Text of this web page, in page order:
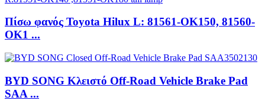
Πίσω φανός Toyota Hilux L: 81561-OK150, 81560-
OK1 ...
BYD SONG Κλειστό Off-Road Vehicle Brake Pad
SAA ...